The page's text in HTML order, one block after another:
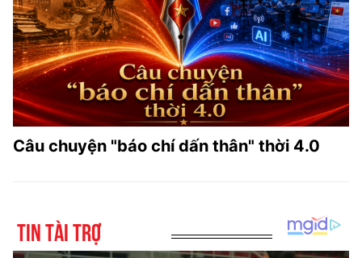
Câu chuyện "báo chí dấn thân" thời 4.0